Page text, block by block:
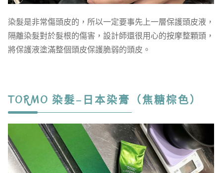
染髮是非常傷頭皮的，所以一定要事先上一層保護頭皮液，
隔離染髮對於髮根的傷害，設計師還很用心的按摩整顆頭，
將保護液塗滿整個頭皮保護脆弱的頭皮。
TORMO 染髮–日本染膏（焦糖棕色）